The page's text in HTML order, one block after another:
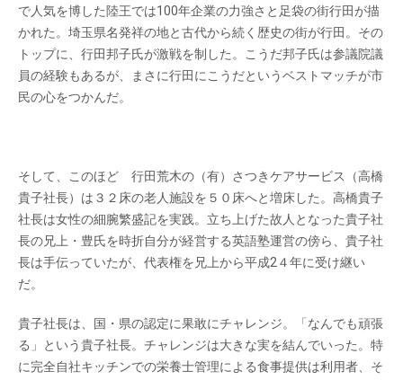
で人気を博した陸王では100年企業の力強さと足袋の街行田が描
かれた。埼玉県名発祥の地と古代から続く歴史の街が行田。その
トップに、行田邦子氏が激戦を制した。こうだ邦子氏は参議院議
員の経験もあるが、まさに行田にこうだというベストマッチが市
民の心をつかんだ。
そして、このほど 行田荒木の（有）さつきケアサービス（高橋
貴子社長）は３２床の老人施設を５０床へと増床した。高橋貴子
社長は女性の細腕繁盛記を実践。立ち上げた故人となった貴子社
長の兄上・豊氏を時折自分が経営する英語塾運営の傍ら、貴子社
長は手伝っていたが、代表権を兄上から平成2４年に受け継い
だ。
貴子社長は、国・県の認定に果敢にチャレンジ。「なんでも頑張
る」という貴子社長。チャレンジは大きな実を結んでいった。特
に完全自社キッチンでの栄養士管理による食事提供は利用者、そ